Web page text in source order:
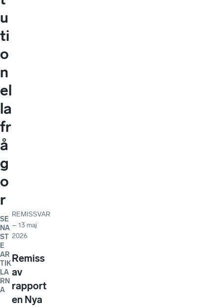
u
ti
o
n
el
la
fr
å
g
o
r
SE
NA
ST
E
AR
TIK
LA
RN
A
REMISSVAR
–13 maj
2026
Remiss
av
rapport
en Nya